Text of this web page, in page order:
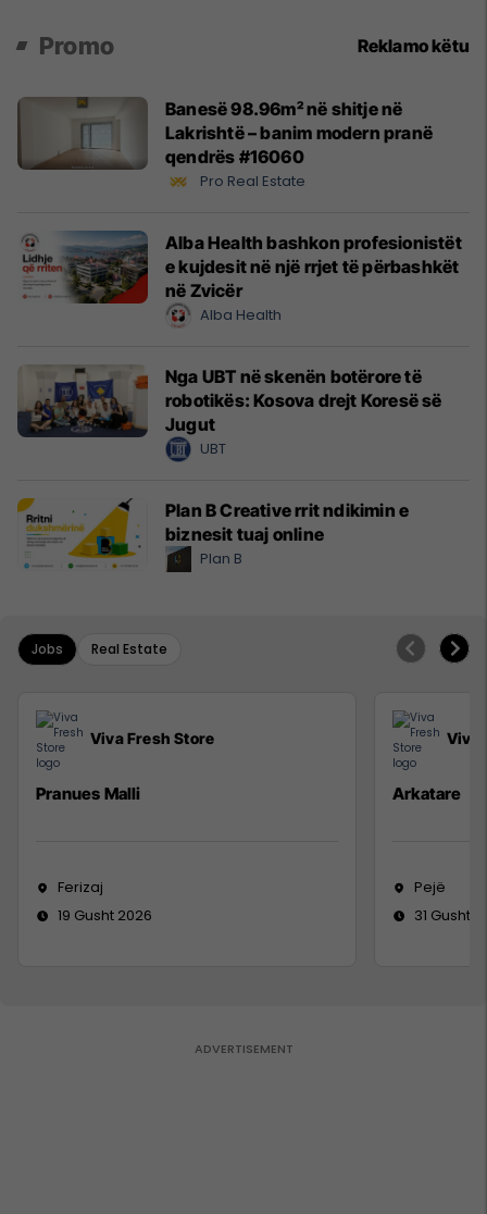
Promo Reklamo këtu
Banesë 98.96m² në shitje në
Lakrishtë – banim modern pranë
qendrës #16060
Pro Real Estate
Alba Health bashkon profesionistët
e kujdesit në një rrjet të përbashkët
në Zvicër
Alba Health
Nga UBT në skenën botërore të
robotikës: Kosova drejt Koresë së
Jugut
UBT
Plan B Creative rrit ndikimin e
biznesit tuaj online
Plan B
Jobs Real Estate
Viva Fresh Store
Pranues Malli
Ferizaj
19 Gusht 2026
Viva
Arkatare
Pejë
31 Gusht